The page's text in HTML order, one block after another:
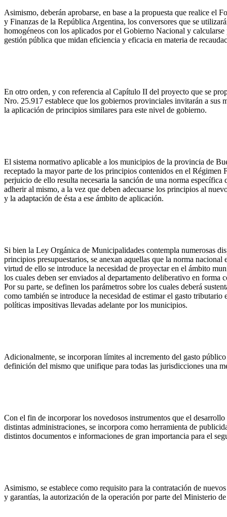
Asimismo, deberán aprobarse, en base a la propuesta que realice el
y Finanzas de la República Argentina, los conversores que se
homogéneos con los aplicados por el Gobierno Nacional y calcularse
gestión pública que midan eficiencia y eficacia en materia de
En otro orden, y con referencia al Capítulo II del proyecto que se
Nro. 25.917 establece que los gobiernos provinciales invitarán a sus
la aplicación de principios similares para este nivel de gobierno.
El sistema normativo aplicable a los municipios de la provincia de
receptado la mayor parte de los principios contenidos en el Régimen
perjuicio de ello resulta necesaria la sanción de una norma
adherir al mismo, a la vez que deben adecuarse los principios al
y la adaptación de ésta a ese ámbito de aplicación.
Si bien la Ley Orgánica de Municipalidades contempla numerosas
principios presupuestarios, se anexan aquellas que la norma
virtud de ello se introduce la necesidad de proyectar en el ámbito
los cuales deben ser enviados al departamento deliberativo en forma
Por su parte, se definen los parámetros sobre los cuales deberá
como también se introduce la necesidad de estimar el gasto
políticas impositivas llevadas adelante por los municipios.
Adicionalmente, se incorporan límites al incremento del gasto
definición del mismo que unifique para todas las jurisdicciones una
Con el fin de incorporar los novedosos instrumentos que el
distintas administraciones, se incorpora como herramienta de
distintos documentos e informaciones de gran importancia para el
Asimismo, se establece como requisito para la contratación de
y garantías, la autorización de la operación por parte del Ministerio